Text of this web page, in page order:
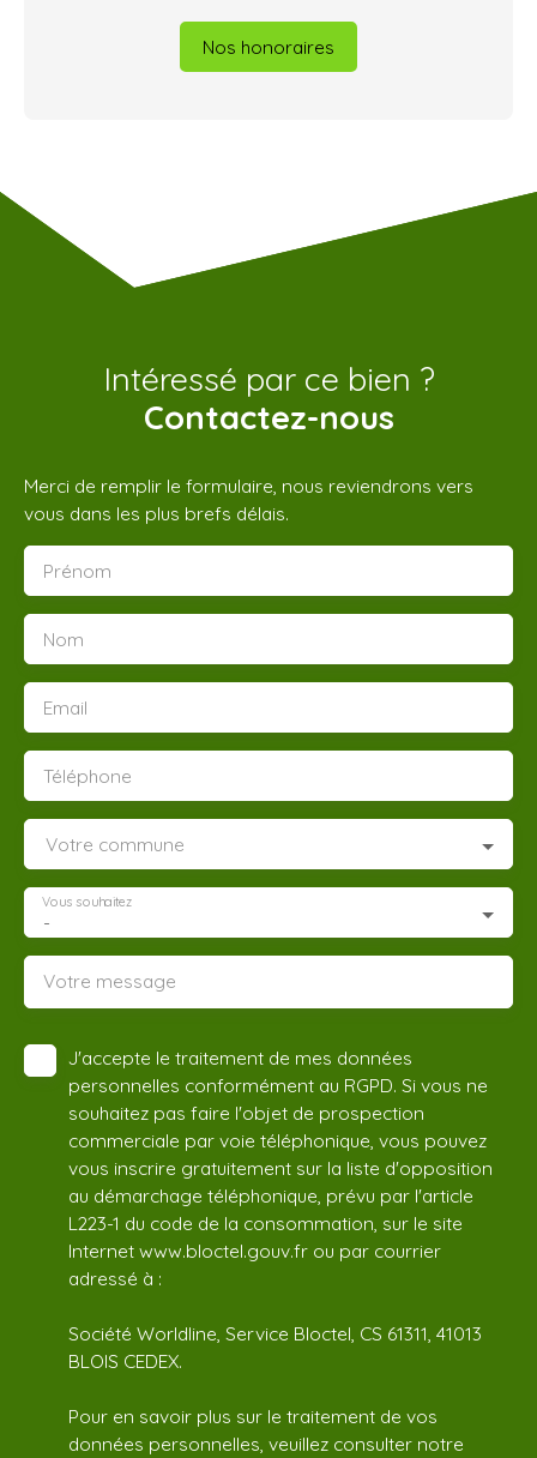
Nos honoraires
Intéressé par ce bien ?
Contactez-nous
Merci de remplir le formulaire, nous reviendrons vers
vous dans les plus brefs délais.
Prénom
Nom
Email
Téléphone
Votre commune
-
Vous souhaitez
Votre message
J'accepte le traitement de mes données
personnelles conformément au RGPD. Si vous ne
souhaitez pas faire l'objet de prospection
commerciale par voie téléphonique, vous pouvez
vous inscrire gratuitement sur la liste d'opposition
au démarchage téléphonique, prévu par l'article
L223-1 du code de la consommation, sur le site
Internet www.bloctel.gouv.fr ou par courrier
adressé à :
Société Worldline, Service Bloctel, CS 61311, 41013
BLOIS CEDEX.
Pour en savoir plus sur le traitement de vos
données personnelles, veuillez consulter notre